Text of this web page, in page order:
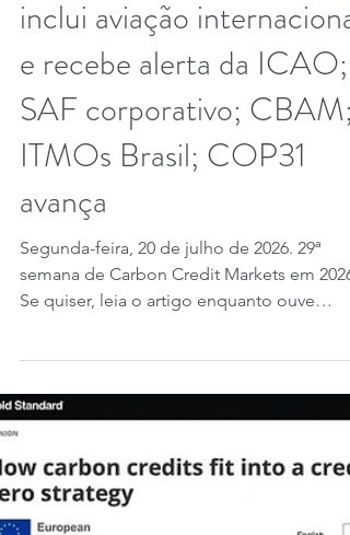
29ª semana CCM 2026.
Emissões da aviação.
União Europeia revisa ETS,
inclui aviação internacional
e recebe alerta da ICAO;
SAF corporativo; CBAM;
ITMOs Brasil; COP31
Segunda-feira, 20 de julho de 2026. 29ª
semana de Carbon Credit Markets em 2026.
qualquer música do Carbon Credit Markets
de sua escolha. Créditos de carbono na
União Européia passam por uma revisão do